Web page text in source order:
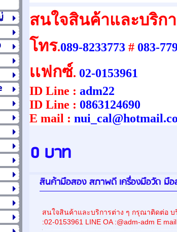
สนใจสินค้าและบริก
โทร.089-8233773# 083-
เเฟกซ์. 02-0153961
ID Line : adm22
ID Line : 0863124690
E mail :
0 บาท
สินค้ามือสอง สภาพดี เครื่องมือวัด มื
สนใจสินค้าและบริการต่าง ๆ กรุณาติดต่อ บ
:02-0153961 LINE OA :@adm-adm E